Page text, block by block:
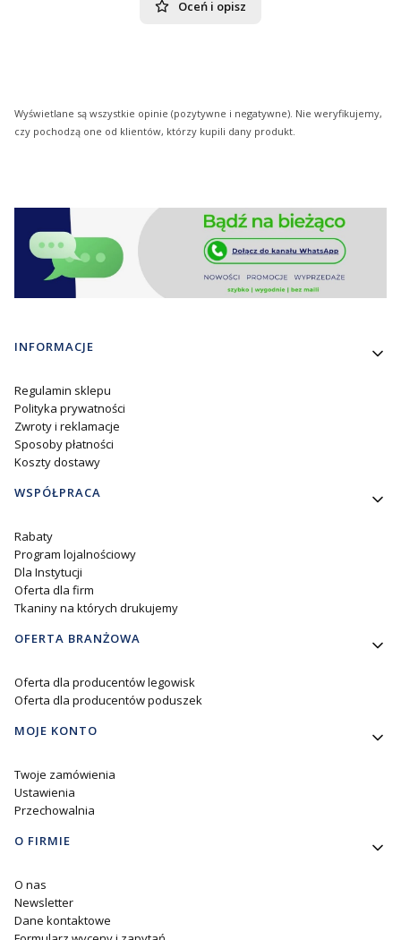
Oceń i opisz
Wyświetlane są wszystkie opinie (pozytywne i negatywne). Nie weryfikujemy,
czy pochodzą one od klientów, którzy kupili dany produkt.
Linki w stopce
INFORMACJE
Regulamin sklepu
Polityka prywatności
Zwroty i reklamacje
Sposoby płatności
Koszty dostawy
WSPÓŁPRACA
Rabaty
Program lojalnościowy
Dla Instytucji
Oferta dla firm
Tkaniny na których drukujemy
OFERTA BRANŻOWA
Oferta dla producentów legowisk
Oferta dla producentów poduszek
MOJE KONTO
Twoje zamówienia
Ustawienia
Przechowalnia
O FIRMIE
O nas
Newsletter
Dane kontaktowe